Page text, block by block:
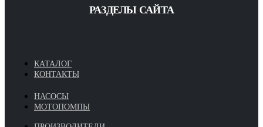
РАЗДЕЛЫ САЙТА
КАТАЛОГ
КОНТАКТЫ
НАСОСЫ
МОТОПОМПЫ